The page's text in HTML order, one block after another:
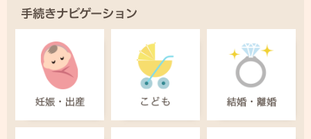
手続きナビゲーション